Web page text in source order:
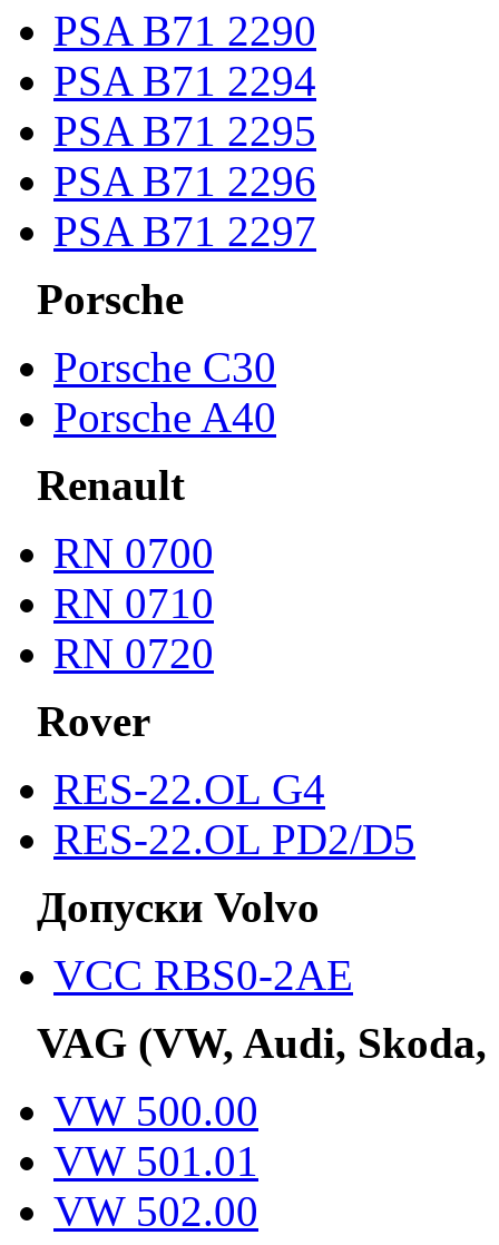
PSA B71 2290
PSA B71 2294
PSA B71 2295
PSA B71 2296
PSA B71 2297
Porsche
Porsche С30
Porsche A40
Renault
RN 0700
RN 0710
RN 0720
Rover
RES-22.OL G4
RES-22.OL PD2/D5
Допуски Volvo
VCC RBS0-2AE
VAG (VW, Audi, Skoda,
VW 500.00
VW 501.01
VW 502.00